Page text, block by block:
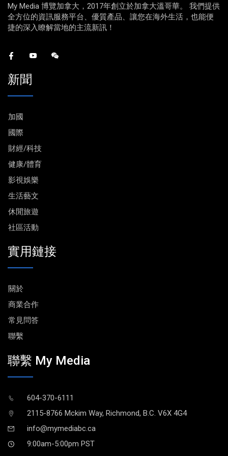
My Media 博覽加拿大，2017年創立於加拿大溫哥華。 我們提供
全方位的資訊服務平台、優質產品、讓您在海外生活，也能便
捷的深入瞭解當地的主流新訊！
新聞
加國
國際
財經/科技
健康/體育
影視娛樂
生活藝文
休閒旅遊
社區活動
實用鏈接
關於
商業合作
常見問答
聯繫
聯繫 My Media
604-370-6111
2115-8766 Mckim Way, Richmond, B.C. V6X 4G4
info@mymediabc.ca
9:00am-5:00pm PST